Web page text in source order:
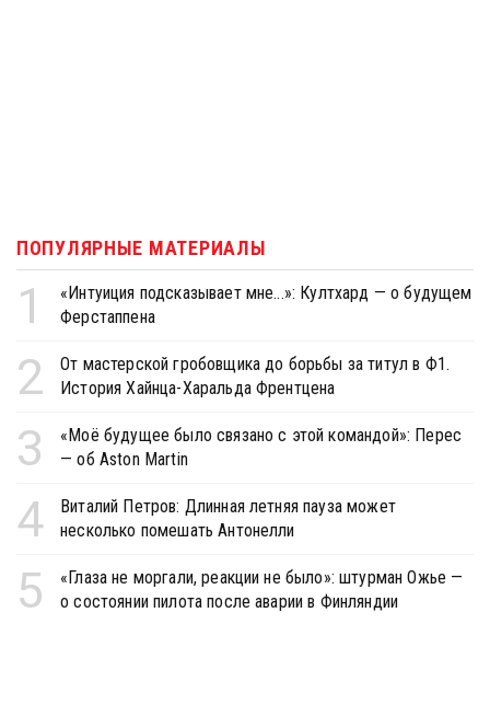
ПОПУЛЯРНЫЕ МАТЕРИАЛЫ
1
«Интуиция подсказывает мне...»: Култхард — о будущем
Ферстаппена
2
От мастерской гробовщика до борьбы за титул в Ф1.
История Хайнца-Харальда Френтцена
3
«Моё будущее было связано с этой командой»: Перес
— об Aston Martin
4
Виталий Петров: Длинная летняя пауза может
несколько помешать Антонелли
5
«Глаза не моргали, реакции не было»: штурман Ожье —
о состоянии пилота после аварии в Финляндии